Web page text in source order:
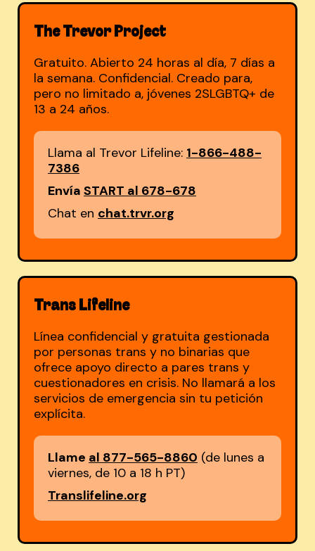
The Trevor Project
Gratuito. Abierto 24 horas al día, 7 días a
la semana. Confidencial. Creado para,
pero no limitado a, jóvenes 2SLGBTQ+ de
13 a 24 años.
Llama al Trevor Lifeline: 1-866-488-
7386
Envía START al 678-678
Chat en chat.trvr.org
Trans Lifeline
Línea confidencial y gratuita gestionada
por personas trans y no binarias que
ofrece apoyo directo a pares trans y
cuestionadores en crisis. No llamará a los
servicios de emergencia sin tu petición
explícita.
Llame al 877-565-8860 (de lunes a
viernes, de 10 a 18 h PT)
Translifeline.org